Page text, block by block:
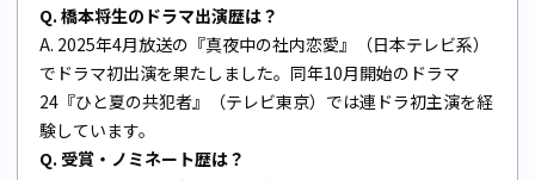
Q. 橋本将生のドラマ出演歴は？
A. 2025年4月放送の『真夜中の社内恋愛』（日本テレビ系）
でドラマ初出演を果たしました。同年10月開始のドラマ
24『ひと夏の共犯者』（テレビ東京）では連ドラ初主演を経
験しています。
Q. 受賞・ノミネート歴は？